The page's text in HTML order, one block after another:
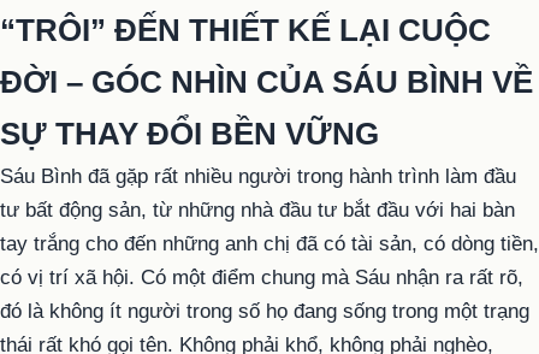
“TRÔI” ĐẾN THIẾT KẾ LẠI CUỘC
ĐỜI – GÓC NHÌN CỦA SÁU BÌNH VỀ
SỰ THAY ĐỔI BỀN VỮNG
Sáu Bình đã gặp rất nhiều người trong hành trình làm đầu
tư bất động sản, từ những nhà đầu tư bắt đầu với hai bàn
tay trắng cho đến những anh chị đã có tài sản, có dòng tiền,
có vị trí xã hội. Có một điểm chung mà Sáu nhận ra rất rõ,
đó là không ít người trong số họ đang sống trong một trạng
thái rất khó gọi tên. Không phải khổ, không phải nghèo,